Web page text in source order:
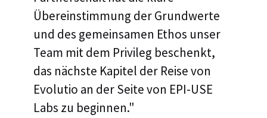
Übereinstimmung der Grundwerte
und des gemeinsamen Ethos unser
Team mit dem Privileg beschenkt,
das nächste Kapitel der Reise von
Evolutio an der Seite von EPI-USE
Labs zu beginnen."